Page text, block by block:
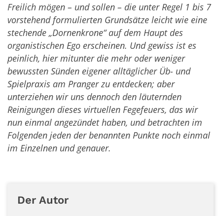
Freilich mögen – und sollen – die unter Regel 1 bis 7
vorstehend formulierten Grundsätze leicht wie eine
stechende „Dornenkrone“ auf dem Haupt des
organistischen Ego erscheinen. Und gewiss ist es
peinlich, hier mitunter die mehr oder weniger
bewussten Sünden eigener alltäglicher Üb- und
Spielpraxis am Pranger zu entdecken; aber
unterziehen wir uns dennoch den läuternden
Reinigungen dieses virtuellen Fegefeuers, das wir
nun einmal angezündet haben, und betrachten im
Folgenden jeden der benannten Punkte noch einmal
im Einzelnen und genauer.
Der Autor